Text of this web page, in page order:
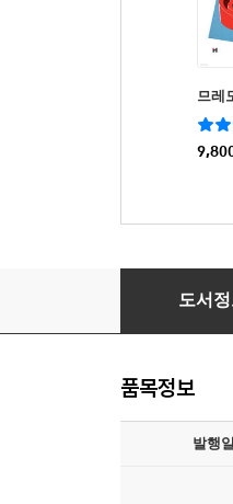
므레
물고기는 존
도서
품목정보
발행일